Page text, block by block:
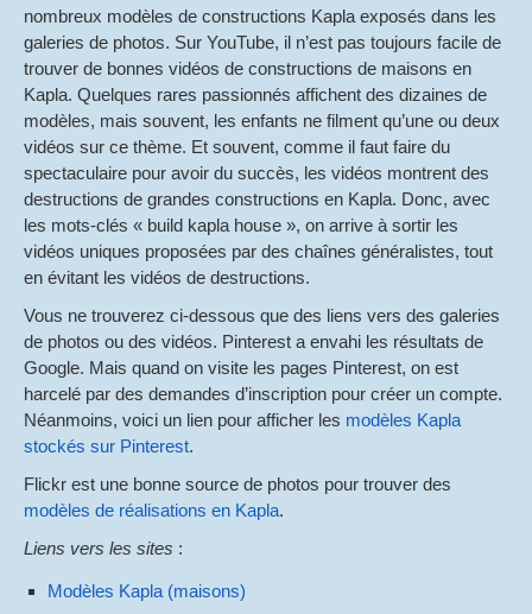
nombreux modèles de constructions Kapla exposés dans les
galeries de photos. Sur YouTube, il n’est pas toujours facile de
trouver de bonnes vidéos de constructions de maisons en
Kapla. Quelques rares passionnés affichent des dizaines de
modèles, mais souvent, les enfants ne filment qu’une ou deux
vidéos sur ce thème. Et souvent, comme il faut faire du
spectaculaire pour avoir du succès, les vidéos montrent des
destructions de grandes constructions en Kapla. Donc, avec
les mots-clés « build kapla house », on arrive à sortir les
vidéos uniques proposées par des chaînes généralistes, tout
en évitant les vidéos de destructions.
Vous ne trouverez ci-dessous que des liens vers des galeries
de photos ou des vidéos. Pinterest a envahi les résultats de
Google. Mais quand on visite les pages Pinterest, on est
harcelé par des demandes d’inscription pour créer un compte.
Néanmoins, voici un lien pour afficher les modèles Kapla
stockés sur Pinterest.
Flickr est une bonne source de photos pour trouver des
modèles de réalisations en Kapla.
Liens vers les sites :
Modèles Kapla (maisons)